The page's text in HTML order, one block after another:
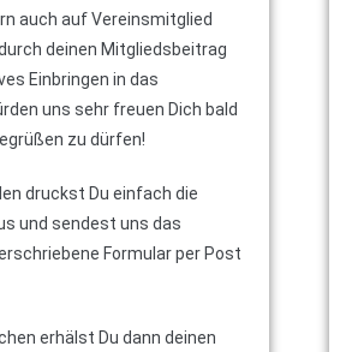
auch auf Vereinsmitglied
deinen Mitgliedsbeitrag
Einbringen in das
uns sehr freuen Dich bald
zu dürfen!
druckst Du einfach die
und sendest uns das
Formular per Post
erhälst Du dann deinen